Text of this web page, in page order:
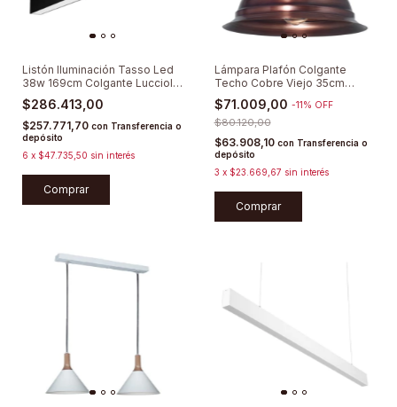
Listón Iluminación Tasso Led
38w 169cm Colgante Lucciola
3000K
$286.413,00
$257.771,70 con Transferencia o
depósito
6 x $47.735,50 sin interés
Comprar
Lámpara Plafón Colgante
Techo Cobre Viejo 35cm
Vintage E27
$71.009,00 -11 % OFF
$80.120,00
$63.908,10 con Transferencia o
depósito
3 x $23.669,67 sin interés
Comprar